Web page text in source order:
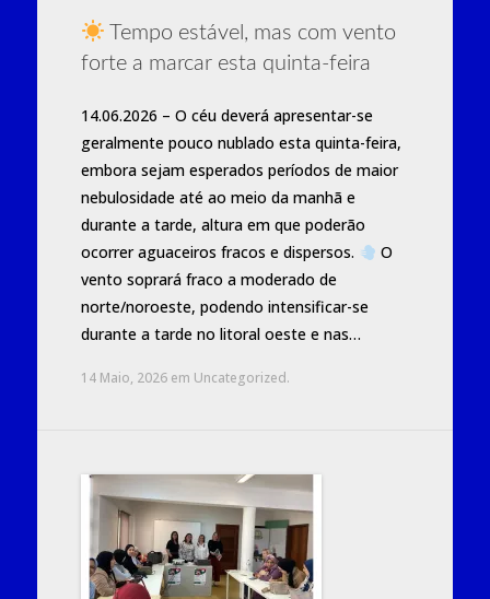
Tempo estável, mas com vento
forte a marcar esta quinta-feira
14.06.2026 – O céu deverá apresentar-se
geralmente pouco nublado esta quinta-feira,
embora sejam esperados períodos de maior
nebulosidade até ao meio da manhã e
durante a tarde, altura em que poderão
ocorrer aguaceiros fracos e dispersos.
O
vento soprará fraco a moderado de
norte/noroeste, podendo intensificar-se
durante a tarde no litoral oeste e nas…
14 Maio, 2026em Uncategorized.